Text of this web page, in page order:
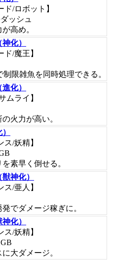
ド/ロボット】
ッシュ
高め。
化）
ド/魔王】
制限雑魚を同時処理できる。
化）
ムライ】
火力が高い。
ス/妖精】
素早く倒せる。
神化）
ス/亜人】
でダメージ稼ぎに。
化）
ス/妖精】
大ダメージ。